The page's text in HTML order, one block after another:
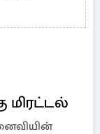
மிரட்டல்